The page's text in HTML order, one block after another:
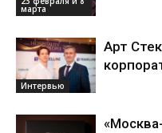
марта
Интервью
Арт